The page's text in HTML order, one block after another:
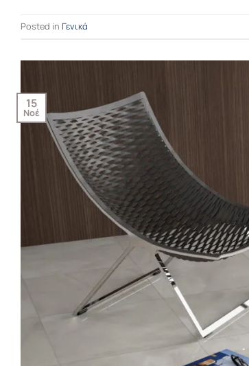
Posted in Γενικά
15
Νοέ